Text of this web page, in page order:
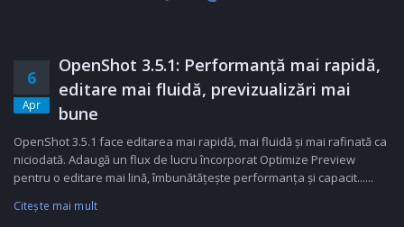
6
Apr
OpenShot 3.5.1: Performanță mai rapidă,
editare mai fluidă, previzualizări mai
bune
OpenShot 3.5.1 face editarea mai rapidă, mai fluidă și mai rafinată ca
niciodată. Adaugă un flux de lucru încorporat Optimize Preview
pentru o editare mai lină, îmbunătățește performanța și capacit......
Citeşte mai mult